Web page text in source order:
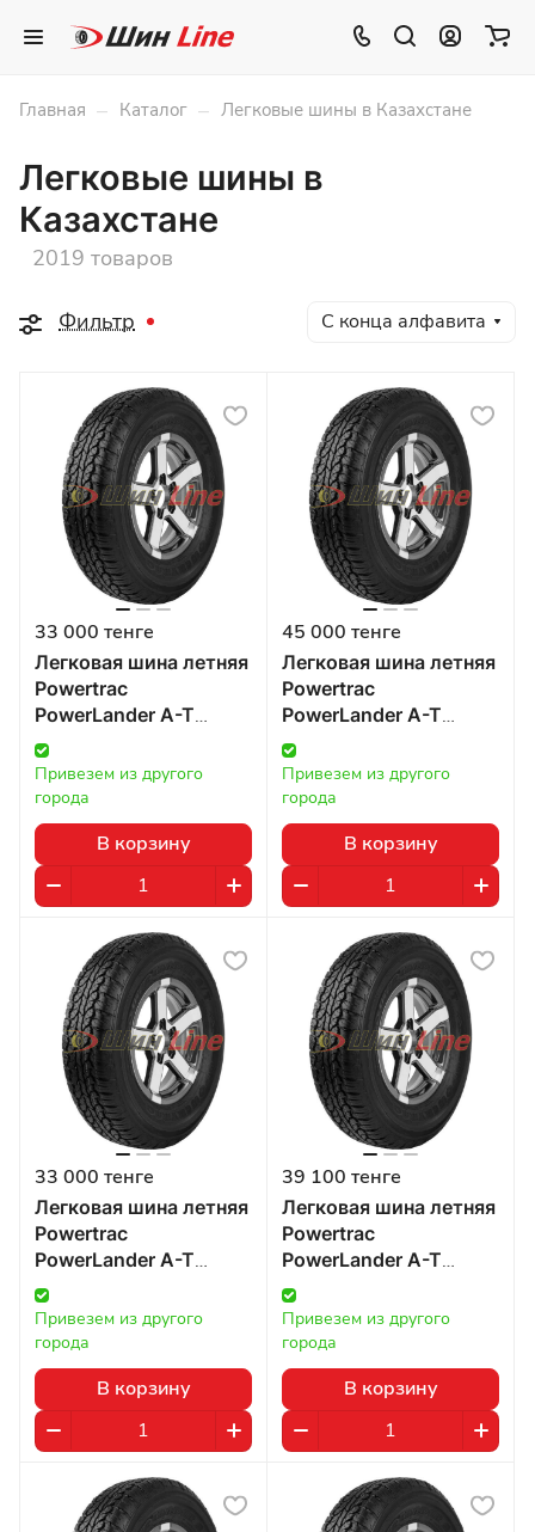
Главная – Каталог – Легковые шины в Казахстане
Легковые шины в
Казахстане
2019 товаров
Фильтр С конца алфавита
33 000 тенге
Легковая шина летняя
Powertrac
PowerLander A-T
275/70 R16 114 в
Казахстане
Привезем из другого
города
В корзину
45 000 тенге
Легковая шина летняя
Powertrac
PowerLander A-T
275/65 R17 115 в
Казахстане
Привезем из другого
города
В корзину
33 000 тенге
Легковая шина летняя
Powertrac
PowerLander A-T
255/70 R16 111T в
Казахстане
Привезем из другого
города
В корзину
39 100 тенге
Легковая шина летняя
Powertrac
PowerLander A-T
235/65 R17 104 в
Казахстане
Привезем из другого
города
В корзину